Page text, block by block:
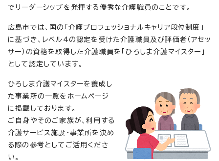
でリーダーシップを発揮する優秀な介護職員のことです。
広島市では、国の「介護プロフェッショナルキャリア段位制度」
に基づき、レベル4の認定を受けた介護職員及び評価者（アセッ
サー）の資格を取得した介護職員を「ひろしま介護マイスター」
として認定しています。
ひろしま介護マイスターを養成し
た事業所の一覧をホームページ
に掲載しております。
ご自身やそのご家族が、利用する
介護サービス施設・事業所を決め
る際の参考としてご活用くださ
い。